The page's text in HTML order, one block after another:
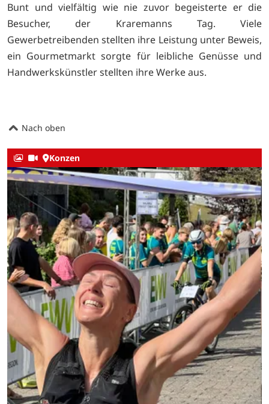
Bunt und vielfältig wie nie zuvor begeisterte er die
Besucher, der Kraremanns Tag. Viele
Gewerbetreibenden stellten ihre Leistung unter Beweis,
ein Gourmetmarkt sorgte für leibliche Genüsse und
Handwerkskünstler stellten ihre Werke aus.
Nach oben
Konzen